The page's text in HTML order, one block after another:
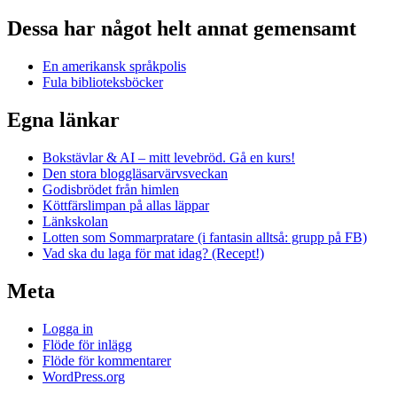
Dessa har något helt annat gemensamt
En amerikansk språkpolis
Fula biblioteksböcker
Egna länkar
Bokstävlar & AI – mitt levebröd. Gå en kurs!
Den stora bloggläsarvärvsveckan
Godisbrödet från himlen
Köttfärslimpan på allas läppar
Länkskolan
Lotten som Sommarpratare (i fantasin alltså: grupp på FB)
Vad ska du laga för mat idag? (Recept!)
Meta
Logga in
Flöde för inlägg
Flöde för kommentarer
WordPress.org